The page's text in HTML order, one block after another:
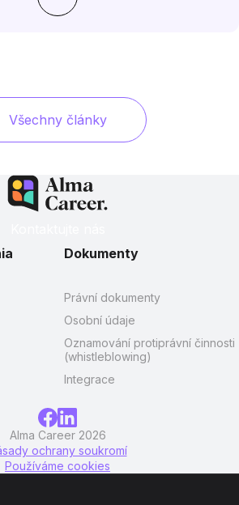
Všechny články
Dokumenty
Právní dokumenty
Osobní údaje
Oznamování protiprávní činnosti
(whistleblowing)
Integrace
Alma Career 2026
ochrany soukromí
Používáme cookies